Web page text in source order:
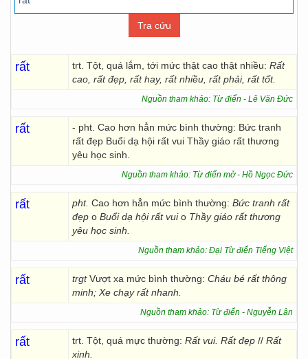
rất trt. Tột, quá lắm, tới mức thật cao thật nhiều: Rất
cao, rất đẹp, rất hay, rất nhiều, rất phải, rất tốt.
Nguồn tham khảo: Từ điển - Lê Văn Đức
rất
- pht. Cao hơn hẳn mức bình thường: Bức tranh
rất đẹp Buổi dạ hội rất vui Thầy giáo rất thương
yêu học sinh.
Nguồn tham khảo: Từ điển mở - Hồ Ngọc Đức
rất pht. Cao hơn hẳn mức bình thường: Bức tranh rất
đẹp o Buổi dạ hội rất vuio Thầy giáo rất thương
yêu học sinh.
Nguồn tham khảo: Đại Từ điển Tiếng Việt
rất trgtVượt xa mức bình thường: Cháu bé rất thông
minh; Xe chạy rất nhanh.
Nguồn tham khảo: Từ điển - Nguyễn Lân
rất trt. Tột, quá mực thường: Rất vui. Rất đẹp // Rất
xinh.